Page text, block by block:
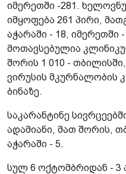
იმერეთში -281.
იმყოფება 261 პირი,
აჭარაში - 18, იმერეთში -
მოთავსებულია
შორის 1 010 - თბილისში,
ვირუსის მკურნალობის
ბინაზე.
საკარანტინე
ადამიანი, მათ შორის,
აჭარაში - 5.
სულ 6 ოქტომბრიდან - 3